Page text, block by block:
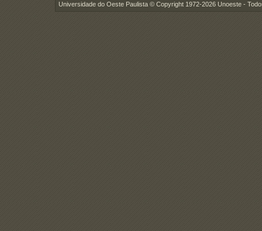
Universidade do Oeste Paulista © Copyright 1972-2026 Unoeste -